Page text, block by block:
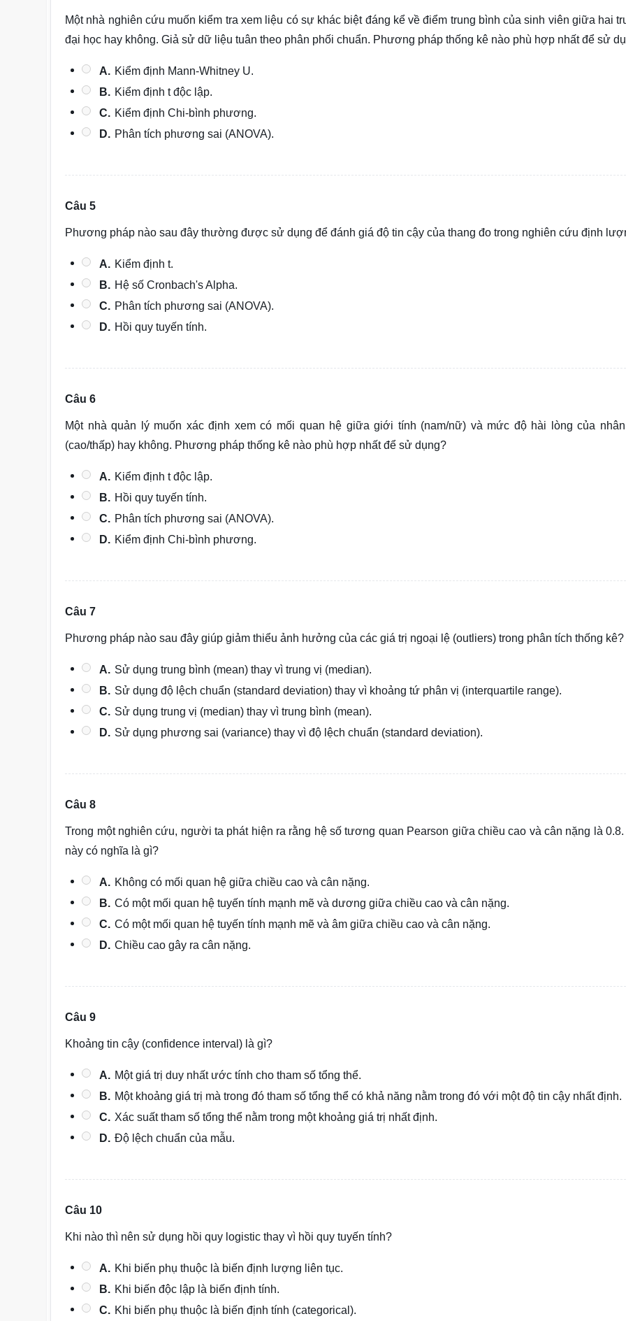
Một nhà nghiên cứu muốn kiểm tra xem liệu có sự khác biệt đáng kể về điểm trung bình của sinh viên giữa hai
đại học hay không. Giả sử dữ liệu tuân theo phân phối chuẩn. Phương pháp thống kê nào phù hợp nhất để sử
A. Kiểm định Mann-Whitney U.
B. Kiểm định t độc lập.
C. Kiểm định Chi-bình phương.
D. Phân tích phương sai (ANOVA).
Câu 5
Phương pháp nào sau đây thường được sử dụng để đánh giá độ tin cậy của thang đo trong nghiên cứu định
A. Kiểm định t.
B. Hệ số Cronbach's Alpha.
C. Phân tích phương sai (ANOVA).
D. Hồi quy tuyến tính.
Câu 6
Một nhà quản lý muốn xác định xem có mối quan hệ giữa giới tính (nam/nữ) và mức độ hài lòng của
(cao/thấp) hay không. Phương pháp thống kê nào phù hợp nhất để sử dụng?
A. Kiểm định t độc lập.
B. Hồi quy tuyến tính.
C. Phân tích phương sai (ANOVA).
D. Kiểm định Chi-bình phương.
Câu 7
Phương pháp nào sau đây giúp giảm thiểu ảnh hưởng của các giá trị ngoại lệ (outliers) trong phân tích thống kê?
A. Sử dụng trung bình (mean) thay vì trung vị (median).
B. Sử dụng độ lệch chuẩn (standard deviation) thay vì khoảng tứ phân vị (interquartile range).
C. Sử dụng trung vị (median) thay vì trung bình (mean).
D. Sử dụng phương sai (variance) thay vì độ lệch chuẩn (standard deviation).
Câu 8
Trong một nghiên cứu, người ta phát hiện ra rằng hệ số tương quan Pearson giữa chiều cao và cân nặng là
này có nghĩa là gì?
A. Không có mối quan hệ giữa chiều cao và cân nặng.
B. Có một mối quan hệ tuyến tính mạnh mẽ và dương giữa chiều cao và cân nặng.
C. Có một mối quan hệ tuyến tính mạnh mẽ và âm giữa chiều cao và cân nặng.
D. Chiều cao gây ra cân nặng.
Câu 9
Khoảng tin cậy (confidence interval) là gì?
A. Một giá trị duy nhất ước tính cho tham số tổng thể.
B. Một khoảng giá trị mà trong đó tham số tổng thể có khả năng nằm trong đó với một độ tin cậy nhất định.
C. Xác suất tham số tổng thể nằm trong một khoảng giá trị nhất định.
D. Độ lệch chuẩn của mẫu.
Câu 10
Khi nào thì nên sử dụng hồi quy logistic thay vì hồi quy tuyến tính?
A. Khi biến phụ thuộc là biến định lượng liên tục.
B. Khi biến độc lập là biến định tính.
C. Khi biến phụ thuộc là biến định tính (categorical).